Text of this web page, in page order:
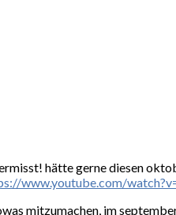
hätte gerne diesen
www.youtube.com/
mitzumachen, im